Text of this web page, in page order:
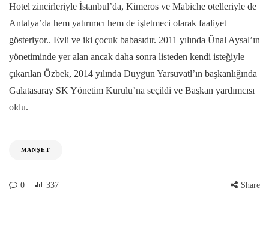
Hotel zincirleriyle İstanbul’da, Kimeros ve Mabiche otelleriyle de
Antalya’da hem yatırımcı hem de işletmeci olarak faaliyet
gösteriyor.. Evli ve iki çocuk babasıdır. 2011 yılında Ünal Aysal’ın
yönetiminde yer alan ancak daha sonra listeden kendi isteğiyle
çıkarılan Özbek, 2014 yılında Duygun Yarsuvatl’ın başkanlığında
Galatasaray SK Yönetim Kurulu’na seçildi ve Başkan yardımcısı
oldu.
MANŞET
0 337 Share